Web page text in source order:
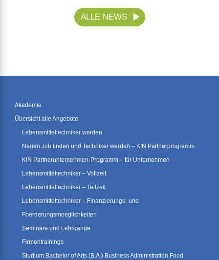
ALLE NEWS
Akademie
Übersicht alle Angebote
Lebensmitteltechniker werden
Neuen Job finden und Techniker werden – KIN Partnerprogramm
KIN Partnerunternehmen-Programm – für Unternehmen
Lebensmitteltechniker – Vollzeit
Lebensmitteltechniker – Teilzeit
Lebensmitteltechniker – Finanzierungs- und
Foerderungsmoeglichkeiten
Seminare und Lehrgänge
Firmentrainings
Studium Bachelor of Arts (B.A.) Business Administration Food